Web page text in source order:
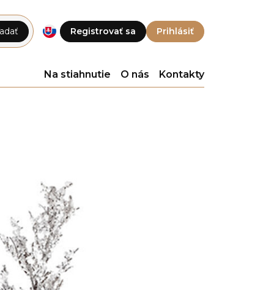
Registrovať sa Prihlásiť
Na stiahnutie O nás Kontakty